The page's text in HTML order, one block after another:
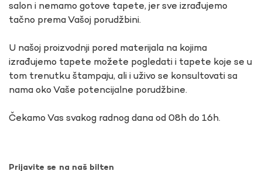
salon i nemamo gotove tapete, jer sve izrađujemo
tačno prema Vašoj porudžbini.
U našoj proizvodnji pored materijala na kojima
izrađujemo tapete možete pogledati i tapete koje se u
tom trenutku štampaju, ali i uživo se konsultovati sa
nama oko Vaše potencijalne porudžbine.
Čekamo Vas svakog radnog dana od 08h do 16h.
Prijavite se na naš bilten